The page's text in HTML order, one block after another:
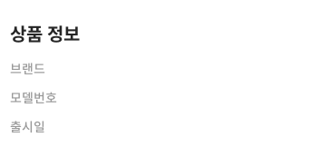
상품 정보
브랜드
모델번호
출시일